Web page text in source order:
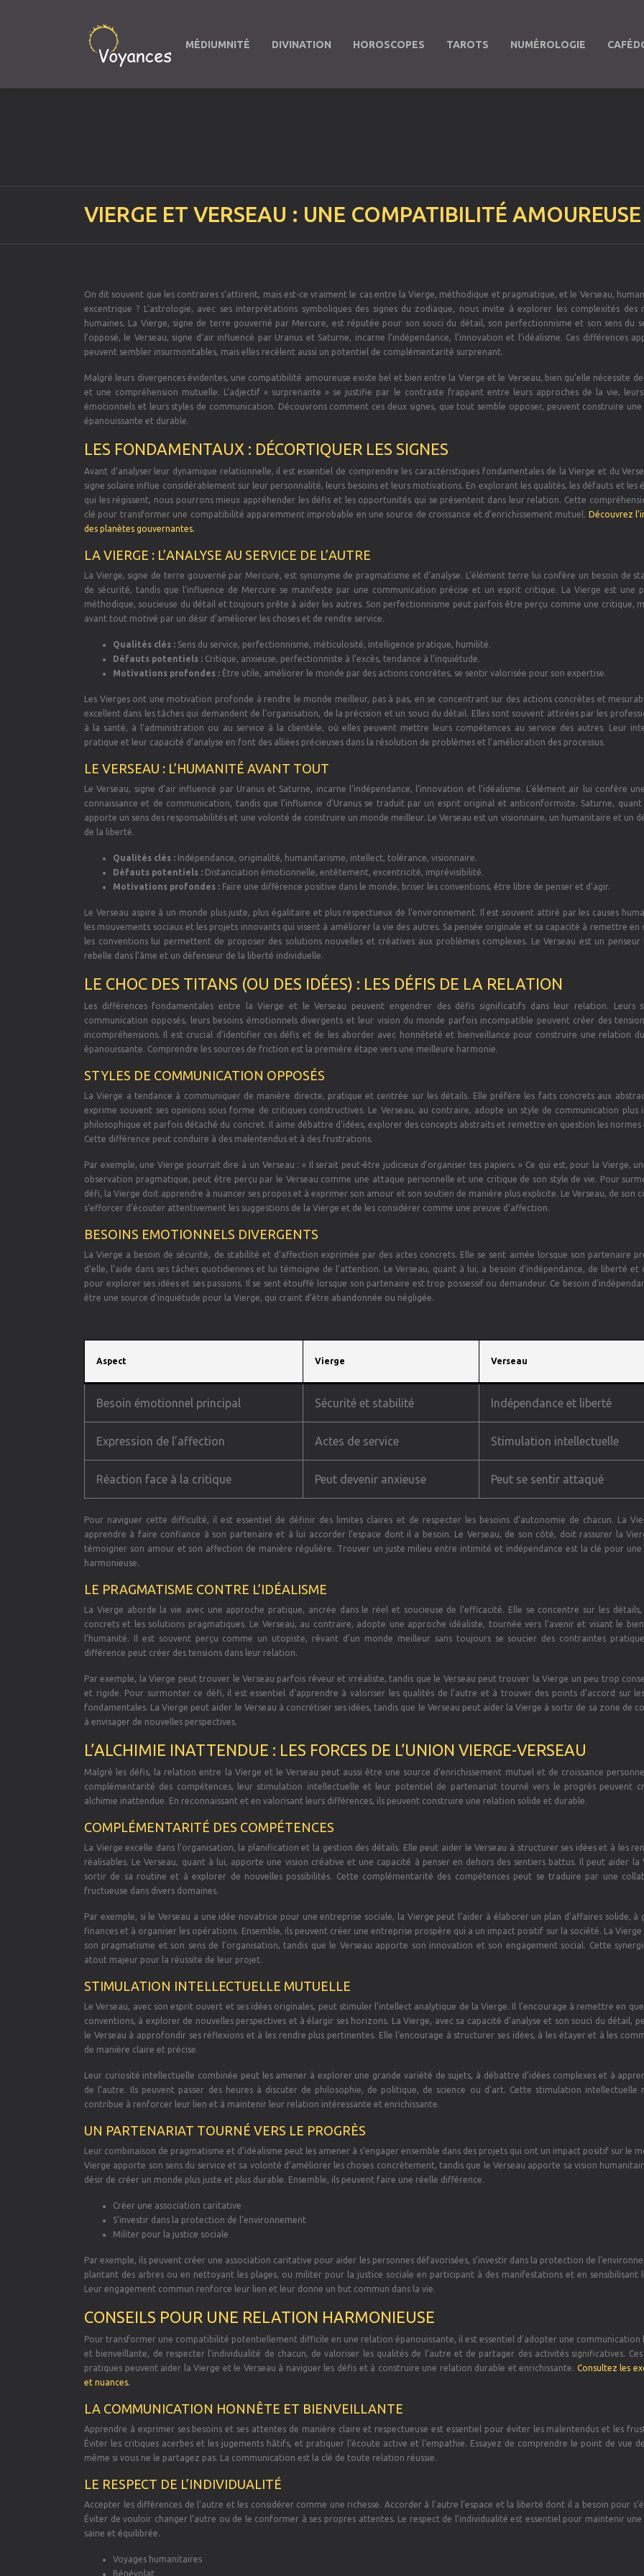
MÉDIUMNITÉ DIVINATION HOROSCOPES TAROTS NUMÉROLOGIE
VIERGE ET VERSEAU : UNE COMPATIBILITÉ
On dit souvent que les contraires s’attirent, mais est-ce vraiment le cas entre la Vierge, méthodique et pragmatique, et le Verseau,
excentrique ? L’astrologie, avec ses interprétations symboliques des signes du zodiaque, nous invite à explorer les complexités des
humaines. La Vierge, signe de terre gouverné par Mercure, est réputée pour son souci du détail, son perfectionnisme et son sens du
l’opposé, le Verseau, signe d’air influencé par Uranus et Saturne, incarne l’indépendance, l’innovation et l’idéalisme. Ces différences
peuvent sembler insurmontables, mais elles recèlent aussi un potentiel de complémentarité surprenant.
Malgré leurs divergences évidentes, une compatibilité amoureuse existe bel et bien entre la Vierge et le Verseau, bien qu’elle nécessite
et une compréhension mutuelle. L’adjectif « surprenante » se justifie par le contraste frappant entre leurs approches de la vie, leurs
émotionnels et leurs styles de communication. Découvrons comment ces deux signes, que tout semble opposer, peuvent construire
épanouissante et durable.
LES FONDAMENTAUX : DÉCORTIQUER LES SIGNES
Avant d’analyser leur dynamique relationnelle, il est essentiel de comprendre les caractéristiques fondamentales de la Vierge et du
signe solaire influe considérablement sur leur personnalité, leurs besoins et leurs motivations. En explorant les qualités, les défauts et les
qui les régissent, nous pourrons mieux appréhender les défis et les opportunités qui se présentent dans leur relation. Cette
clé pour transformer une compatibilité apparemment improbable en une source de croissance et d’enrichissement mutuel. Découvrez
des planètes gouvernantes.
LA VIERGE : L’ANALYSE AU SERVICE DE L’AUTRE
La Vierge, signe de terre gouverné par Mercure, est synonyme de pragmatisme et d’analyse. L’élément terre lui confère un besoin de
de sécurité, tandis que l’influence de Mercure se manifeste par une communication précise et un esprit critique. La Vierge est une
méthodique, soucieuse du détail et toujours prête à aider les autres. Son perfectionnisme peut parfois être perçu comme une critique,
avant tout motivé par un désir d’améliorer les choses et de rendre service.
Qualités clés : Sens du service, perfectionnisme, méticulosité, intelligence pratique, humilité.
Défauts potentiels : Critique, anxieuse, perfectionniste à l’excès, tendance à l’inquiétude.
Motivations profondes : Être utile, améliorer le monde par des actions concrètes, se sentir valorisée pour son expertise.
Les Vierges ont une motivation profonde à rendre le monde meilleur, pas à pas, en se concentrant sur des actions concrètes et
excellent dans les tâches qui demandent de l’organisation, de la précision et un souci du détail. Elles sont souvent attirées par les
à la santé, à l’administration ou au service à la clientèle, où elles peuvent mettre leurs compétences au service des autres. Leur
pratique et leur capacité d’analyse en font des alliées précieuses dans la résolution de problèmes et l’amélioration des processus.
LE VERSEAU : L’HUMANITÉ AVANT TOUT
Le Verseau, signe d’air influencé par Uranus et Saturne, incarne l’indépendance, l’innovation et l’idéalisme. L’élément air lui confère
connaissance et de communication, tandis que l’influence d’Uranus se traduit par un esprit original et anticonformiste. Saturne, quant
apporte un sens des responsabilités et une volonté de construire un monde meilleur. Le Verseau est un visionnaire, un humanitaire et un
de la liberté.
Qualités clés : Indépendance, originalité, humanitarisme, intellect, tolérance, visionnaire.
Défauts potentiels : Distanciation émotionnelle, entêtement, excentricité, imprévisibilité.
Motivations profondes : Faire une différence positive dans le monde, briser les conventions, être libre de penser et d’agir.
Le Verseau aspire à un monde plus juste, plus égalitaire et plus respectueux de l’environnement. Il est souvent attiré par les causes
les mouvements sociaux et les projets innovants qui visent à améliorer la vie des autres. Sa pensée originale et sa capacité à remettre en
les conventions lui permettent de proposer des solutions nouvelles et créatives aux problèmes complexes. Le Verseau est un penseur
rebelle dans l’âme et un défenseur de la liberté individuelle.
LE CHOC DES TITANS (OU DES IDÉES) : LES DÉFIS DE LA RELATION
Les différences fondamentales entre la Vierge et le Verseau peuvent engendrer des défis significatifs dans leur relation. Leurs
communication opposés, leurs besoins émotionnels divergents et leur vision du monde parfois incompatible peuvent créer des
incompréhensions. Il est crucial d’identifier ces défis et de les aborder avec honnêteté et bienveillance pour construire une relation
épanouissante. Comprendre les sources de friction est la première étape vers une meilleure harmonie.
STYLES DE COMMUNICATION OPPOSÉS
La Vierge a tendance à communiquer de manière directe, pratique et centrée sur les détails. Elle préfère les faits concrets aux
exprime souvent ses opinions sous forme de critiques constructives. Le Verseau, au contraire, adopte un style de communication plus
philosophique et parfois détaché du concret. Il aime débattre d’idées, explorer des concepts abstraits et remettre en question les normes
Cette différence peut conduire à des malentendus et à des frustrations.
Par exemple, une Vierge pourrait dire à un Verseau : « Il serait peut-être judicieux d’organiser tes papiers. » Ce qui est, pour la Vierge,
observation pragmatique, peut être perçu par le Verseau comme une attaque personnelle et une critique de son style de vie. Pour
défi, la Vierge doit apprendre à nuancer ses propos et à exprimer son amour et son soutien de manière plus explicite. Le Verseau, de son
s’efforcer d’écouter attentivement les suggestions de la Vierge et de les considérer comme une preuve d’affection.
BESOINS EMOTIONNELS DIVERGENTS
La Vierge a besoin de sécurité, de stabilité et d’affection exprimée par des actes concrets. Elle se sent aimée lorsque son partenaire
d’elle, l’aide dans ses tâches quotidiennes et lui témoigne de l’attention. Le Verseau, quant à lui, a besoin d’indépendance, de liberté et
pour explorer ses idées et ses passions. Il se sent étouffé lorsque son partenaire est trop possessif ou demandeur. Ce besoin
être une source d’inquiétude pour la Vierge, qui craint d’être abandonnée ou négligée.
Aspect Vierge Verseau
Besoin émotionnel principal Sécurité et stabilité Indépendance et liberté
Expression de l’affection Actes de service Stimulation intellectuelle
Réaction face à la critique Peut devenir anxieuse Peut se sentir attaqué
Pour naviguer cette difficulté, il est essentiel de définir des limites claires et de respecter les besoins d’autonomie de chacun. La
apprendre à faire confiance à son partenaire et à lui accorder l’espace dont il a besoin. Le Verseau, de son côté, doit rassurer la
témoigner son amour et son affection de manière régulière. Trouver un juste milieu entre intimité et indépendance est la clé pour
harmonieuse.
LE PRAGMATISME CONTRE L’IDÉALISME
La Vierge aborde la vie avec une approche pratique, ancrée dans le réel et soucieuse de l’efficacité. Elle se concentre sur les
concrets et les solutions pragmatiques. Le Verseau, au contraire, adopte une approche idéaliste, tournée vers l’avenir et visant le
l’humanité. Il est souvent perçu comme un utopiste, rêvant d’un monde meilleur sans toujours se soucier des contraintes
différence peut créer des tensions dans leur relation.
Par exemple, la Vierge peut trouver le Verseau parfois rêveur et irréaliste, tandis que le Verseau peut trouver la Vierge un peu trop
et rigide. Pour surmonter ce défi, il est essentiel d’apprendre à valoriser les qualités de l’autre et à trouver des points d’accord sur
fondamentales. La Vierge peut aider le Verseau à concrétiser ses idées, tandis que le Verseau peut aider la Vierge à sortir de sa zone de
à envisager de nouvelles perspectives.
L’ALCHIMIE INATTENDUE : LES FORCES DE L’UNION VIERGE-VERSEAU
Malgré les défis, la relation entre la Vierge et le Verseau peut aussi être une source d’enrichissement mutuel et de croissance
complémentarité des compétences, leur stimulation intellectuelle et leur potentiel de partenariat tourné vers le progrès peuvent
alchimie inattendue. En reconnaissant et en valorisant leurs différences, ils peuvent construire une relation solide et durable.
COMPLÉMENTARITÉ DES COMPÉTENCES
La Vierge excelle dans l’organisation, la planification et la gestion des détails. Elle peut aider le Verseau à structurer ses idées et à les
réalisables. Le Verseau, quant à lui, apporte une vision créative et une capacité à penser en dehors des sentiers battus. Il peut aider la
sortir de sa routine et à explorer de nouvelles possibilités. Cette complémentarité des compétences peut se traduire par une
fructueuse dans divers domaines.
Par exemple, si le Verseau a une idée novatrice pour une entreprise sociale, la Vierge peut l’aider à élaborer un plan d’affaires solide, à
finances et à organiser les opérations. Ensemble, ils peuvent créer une entreprise prospère qui a un impact positif sur la société. La
son pragmatisme et son sens de l’organisation, tandis que le Verseau apporte son innovation et son engagement social. Cette
atout majeur pour la réussite de leur projet.
STIMULATION INTELLECTUELLE MUTUELLE
Le Verseau, avec son esprit ouvert et ses idées originales, peut stimuler l’intellect analytique de la Vierge. Il l’encourage à remettre en
conventions, à explorer de nouvelles perspectives et à élargir ses horizons. La Vierge, avec sa capacité d’analyse et son souci du détail,
le Verseau à approfondir ses réflexions et à les rendre plus pertinentes. Elle l’encourage à structurer ses idées, à les étayer et à les
de manière claire et précise.
Leur curiosité intellectuelle combinée peut les amener à explorer une grande variété de sujets, à débattre d’idées complexes et à
de l’autre. Ils peuvent passer des heures à discuter de philosophie, de politique, de science ou d’art. Cette stimulation intellectuelle
contribue à renforcer leur lien et à maintenir leur relation intéressante et enrichissante.
UN PARTENARIAT TOURNÉ VERS LE PROGRÈS
Leur combinaison de pragmatisme et d’idéalisme peut les amener à s’engager ensemble dans des projets qui ont un impact positif sur le
Vierge apporte son sens du service et sa volonté d’améliorer les choses concrètement, tandis que le Verseau apporte sa vision
désir de créer un monde plus juste et plus durable. Ensemble, ils peuvent faire une réelle différence.
Créer une association caritative
S’investir dans la protection de l’environnement
Militer pour la justice sociale
Par exemple, ils peuvent créer une association caritative pour aider les personnes défavorisées, s’investir dans la protection de
plantant des arbres ou en nettoyant les plages, ou militer pour la justice sociale en participant à des manifestations et en sensibilisant
Leur engagement commun renforce leur lien et leur donne un but commun dans la vie.
CONSEILS POUR UNE RELATION HARMONIEUSE
Pour transformer une compatibilité potentiellement difficile en une relation épanouissante, il est essentiel d’adopter une communication
et bienveillante, de respecter l’individualité de chacun, de valoriser les qualités de l’autre et de partager des activités significatives. Ces
pratiques peuvent aider la Vierge et le Verseau à naviguer les défis et à construire une relation durable et enrichissante. Consultez les
et nuances.
LA COMMUNICATION HONNÊTE ET BIENVEILLANTE
Apprendre à exprimer ses besoins et ses attentes de manière claire et respectueuse est essentiel pour éviter les malentendus et les
Éviter les critiques acerbes et les jugements hâtifs, et pratiquer l’écoute active et l’empathie. Essayez de comprendre le point de vue
même si vous ne le partagez pas. La communication est la clé de toute relation réussie.
LE RESPECT DE L’INDIVIDUALITÉ
Accepter les différences de l’autre et les considérer comme une richesse. Accorder à l’autre l’espace et la liberté dont il a besoin pour
Éviter de vouloir changer l’autre ou de le conformer à ses propres attentes. Le respect de l’individualité est essentiel pour maintenir
saine et équilibrée.
Voyages humanitaires
Bénévolat